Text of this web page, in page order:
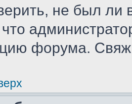
не был ли
форума.